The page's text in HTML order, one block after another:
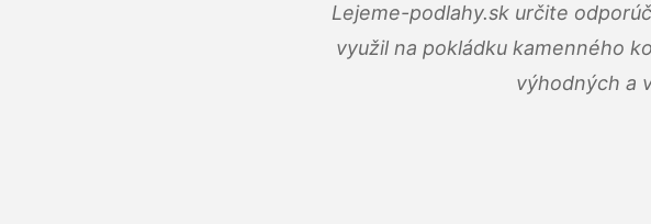
Lejeme-podlahy.sk určite
využil na pokládku kamenného
výhodných a